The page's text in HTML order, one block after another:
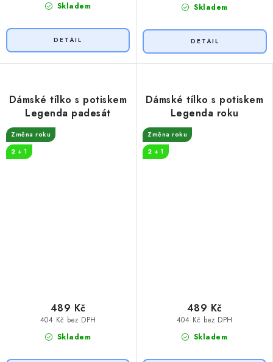
Skladem Skladem
Dámské tílko s potiskem
Legenda padesát
Změna roku
2 + 1
Skladem
404 Kč bez DPH
489 Kč
Dámské tílko s potiskem
Legenda roku
Změna roku
2 + 1
Skladem
404 Kč bez DPH
489 Kč